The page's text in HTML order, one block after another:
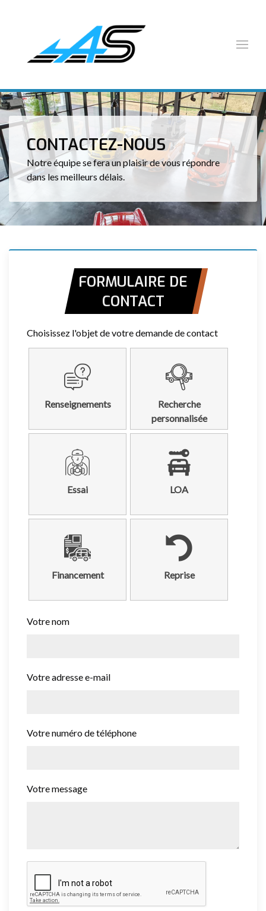
CONTACTEZ-NOUS
Notre équipe se fera un plaisir de vous répondre
dans les meilleurs délais.
FORMULAIRE DE
CONTACT
Choisissez l'objet de votre demande de contact
Renseignements
Recherche
personnalisée
Essai LOA
Financement Reprise
Votre nom
Votre adresse e-mail
Votre numéro de téléphone
Votre message